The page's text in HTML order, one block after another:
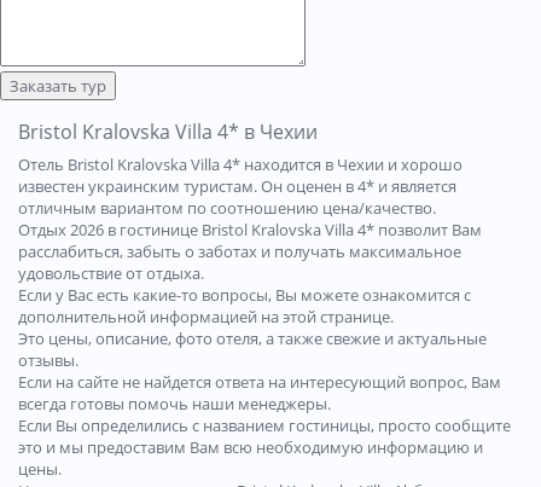
Заказать тур
Bristol Kralovska Villa 4* в Чехии
Отель Bristol Kralovska Villa 4* находится в Чехии и хорошо
известен украинским туристам. Он оценен в 4* и является
отличным вариантом по соотношению цена/качество.
Отдых 2026 в гостинице Bristol Kralovska Villa 4* позволит Вам
расслабиться, забыть о заботах и получать максимальное
удовольствие от отдыха.
Если у Вас есть какие-то вопросы, Вы можете ознакомится с
дополнительной информацией на этой странице.
Это цены, описание, фото отеля, а также свежие и актуальные
отзывы.
Если на сайте не найдется ответа на интересующий вопрос, Вам
всегда готовы помочь наши менеджеры.
Если Вы определились с названием гостиницы, просто сообщите
это и мы предоставим Вам всю необходимую информацию и
цены.